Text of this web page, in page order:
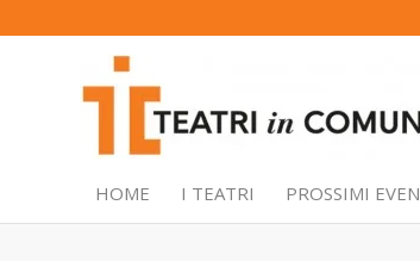
HOME I TEATRI PROSSIMI